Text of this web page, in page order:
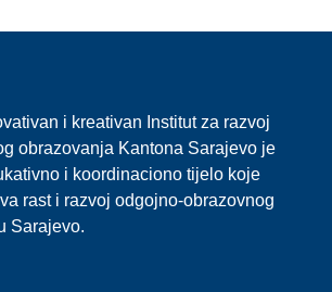
i kreativan Institut za razvoj
obrazovanja Kantona Sarajevo je
i koordinaciono tijelo koje
rast i razvoj odgojno-obrazovnog
Sarajevo.